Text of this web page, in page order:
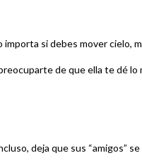
si debes mover cielo,
de que ella te dé lo
deja que sus “amigos”